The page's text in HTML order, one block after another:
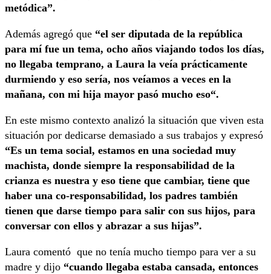
metódica”.
Además agregó que “el ser diputada de la república
para mí fue un tema, ocho años viajando todos los días,
no llegaba temprano, a Laura la veía prácticamente
durmiendo y eso sería, nos veíamos a veces en la
mañana, con mi hija mayor pasó mucho eso“.
En este mismo contexto analizó la situación que viven esta
situación por dedicarse demasiado a sus trabajos y expresó
“Es un tema social, estamos en una sociedad muy
machista, donde siempre la responsabilidad de la
crianza es nuestra y eso tiene que cambiar, tiene que
haber una co-responsabilidad, los padres también
tienen que darse tiempo para salir con sus hijos, para
conversar con ellos y abrazar a sus hijas”.
Laura comentó que no tenía mucho tiempo para ver a su
madre y dijo “cuando llegaba estaba cansada, entonces